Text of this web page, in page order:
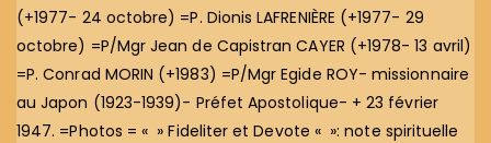
(+1977- 24 octobre) =P. Dionis LAFRENIÈRE (+1977- 29
octobre) =P/Mgr Jean de Capistran CAYER (+1978- 13 avril)
=P. Conrad MORIN (+1983) =P/Mgr Egide ROY- missionnaire
au Japon (1923-1939)- Préfet Apostolique- + 23 février
1947. =Photos = « » Fideliter et Devote « »: note spirituelle